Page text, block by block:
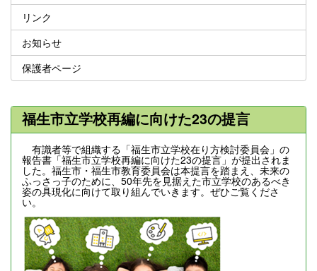
リンク
お知らせ
保護者ページ
福生市立学校再編に向けた23の提言
有識者等で組織する「福生市立学校在り方検討委員会」の
報告書「福生市立学校再編に向けた23の提言」が提出されま
した。福生市・福生市教育委員会は本提言を踏まえ、未来の
ふっさっ子のために、50年先を見据えた市立学校のあるべき
姿の具現化に向けて取り組んでいきます。ぜひご覧くださ
い。